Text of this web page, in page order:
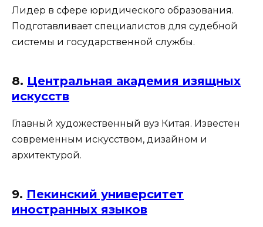
Лидер в сфере юридического образования.
Подготавливает специалистов для судебной
системы и государственной службы.
8. Центральная академия изящных
искусств
Главный художественный вуз Китая. Известен
современным искусством, дизайном и
архитектурой.
9. Пекинский университет
иностранных языков